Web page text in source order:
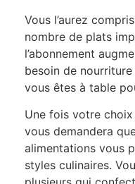
Vous l’aurez
nombre de plats
l’abonnement
besoin de
vous êtes à table
Une fois votre
vous demandera
alimentations vous
styles culinaires.